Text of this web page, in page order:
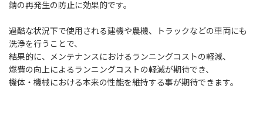
錆の再発生の防止に効果的です。
過酷な状況下で使用される建機や農機、トラックなどの車両にも
洗浄を行うことで、
結果的に、メンテナンスにおけるランニングコストの軽減、
燃費の向上によるランニングコストの軽減が期待でき、
機体・機械における本来の性能を維持する事が期待できます。